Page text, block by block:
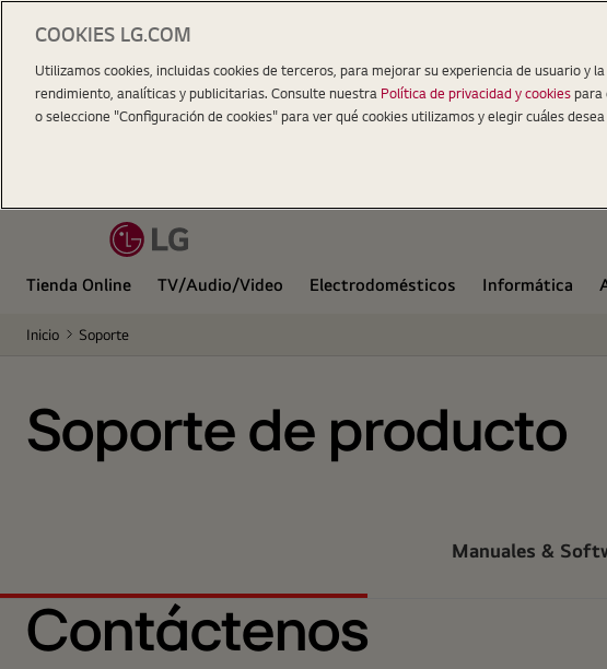
Tienda Online TV/Audio/Video Electrodomésticos Informática
Inicio Soporte
Soporte de producto
Manuales &
Contáctenos
COOKIES LG.COM
Utilizamos cookies, incluidas cookies de terceros, para mejorar su experiencia de usuario y
rendimiento, analíticas y publicitarias. Consulte nuestra Política de privacidad y cookiespara
o seleccione "Configuración de cookies" para ver qué cookies utilizamos y elegir cuáles